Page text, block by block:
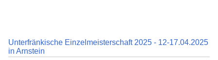
Unterfränkische Einzelmeisterschaft 2025 - 12-17.04.2025
in Arnstein